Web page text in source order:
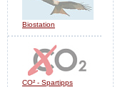
Biostation
CO² - Spartipps